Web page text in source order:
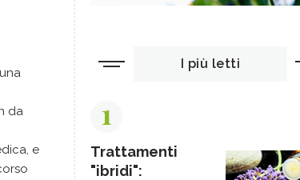
da
e
I più letti
1
Trattamenti
"ibridi":